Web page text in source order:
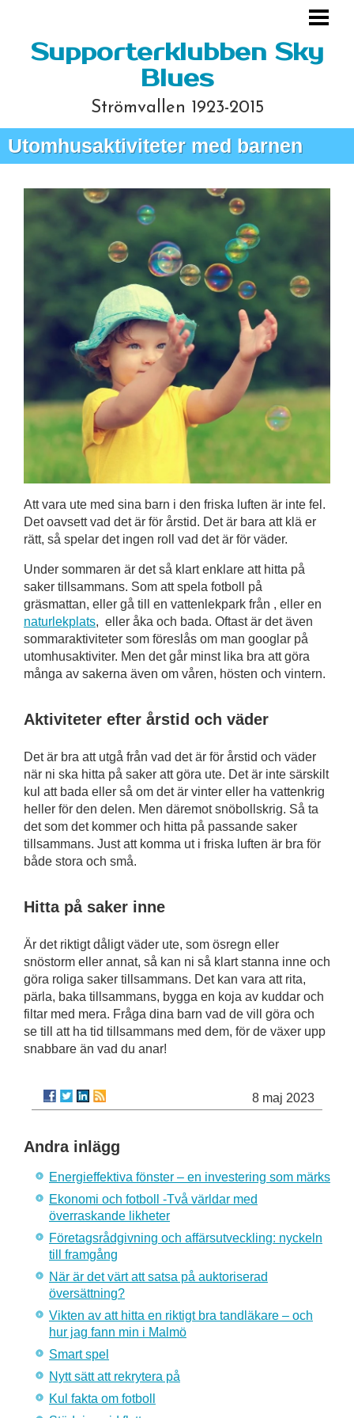
Supporterklubben Sky
Blues
Strömvallen 1923-2015
Utomhusaktiviteter med barnen
Att vara ute med sina barn i den friska luften är inte fel.
Det oavsett vad det är för årstid. Det är bara att klä er
rätt, så spelar det ingen roll vad det är för väder.
Under sommaren är det så klart enklare att hitta på
saker tillsammans. Som att spela fotboll på
gräsmattan, eller gå till en vattenlekpark från , eller en
naturlekplats, eller åka och bada. Oftast är det även
sommaraktiviteter som föreslås om man googlar på
utomhusaktiviter. Men det går minst lika bra att göra
många av sakerna även om våren, hösten och vintern.
Aktiviteter efter årstid och väder
Det är bra att utgå från vad det är för årstid och väder
när ni ska hitta på saker att göra ute. Det är inte särskilt
kul att bada eller så om det är vinter eller ha vattenkrig
heller för den delen. Men däremot snöbollskrig. Så ta
det som det kommer och hitta på passande saker
tillsammans. Just att komma ut i friska luften är bra för
både stora och små.
Hitta på saker inne
Är det riktigt dåligt väder ute, som ösregn eller
snöstorm eller annat, så kan ni så klart stanna inne och
göra roliga saker tillsammans. Det kan vara att rita,
pärla, baka tillsammans, bygga en koja av kuddar och
filtar med mera. Fråga dina barn vad de vill göra och
se till att ha tid tillsammans med dem, för de växer upp
snabbare än vad du anar!
8 maj 2023
Andra inlägg
Energieffektiva fönster – en investering som märks
Ekonomi och fotboll -Två världar med
överraskande likheter
Företagsrådgivning och affärsutveckling: nyckeln
till framgång
När är det värt att satsa på auktoriserad
översättning?
Vikten av att hitta en riktigt bra tandläkare – och
hur jag fann min i Malmö
Smart spel
Nytt sätt att rekrytera på
Kul fakta om fotboll